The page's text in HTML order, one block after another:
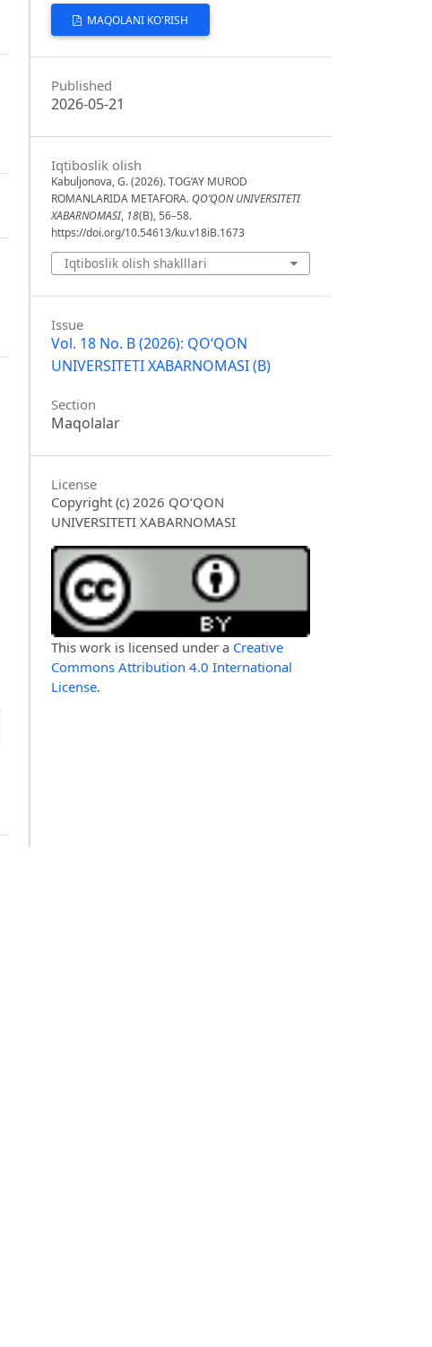
MAQOLANI KO'RISH
Published
2026-05-21
Iqtiboslik olish
Kabuljonova, G. (2026). TOG‘AY MUROD
ROMANLARIDA METAFORA. QO‘QON UNIVERSITETI
XABARNOMASI, 18(B), 56–58.
https://doi.org/10.54613/ku.v18iB.1673
Iqtiboslik olish shaklllari
Issue
Vol. 18 No. B (2026): QO‘QON
UNIVERSITETI XABARNOMASI (B)
Section
Maqolalar
License
Copyright (c) 2026 QO‘QON
UNIVERSITETI XABARNOMASI
This work is licensed under a Creative
Commons Attribution 4.0 International
License.